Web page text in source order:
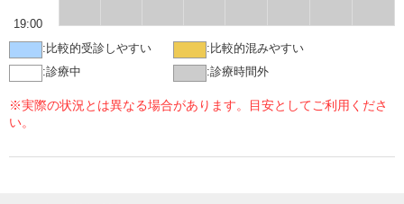
19:00
: 比較的受診しやすい : 比較的混みやすい
:診療中 :診療時間外
※実際の状況とは異なる場合があります。目安としてご利用くださ
い。